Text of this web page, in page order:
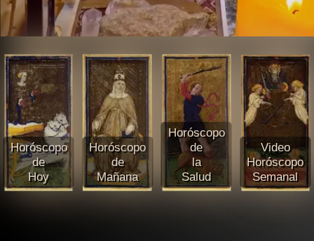
Horóscopo
de
Hoy
Horóscopo
de
Mañana
Horóscopo
de
la
Salud
Video
Horóscopo
Semanal